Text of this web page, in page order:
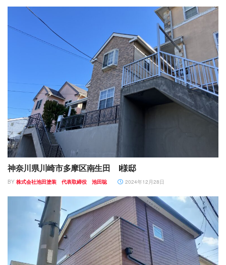
神奈川県川崎市多摩区南生田 I様邸
BY 株式会社池田塗装 代表取締役 池田聡 2024年12月28日